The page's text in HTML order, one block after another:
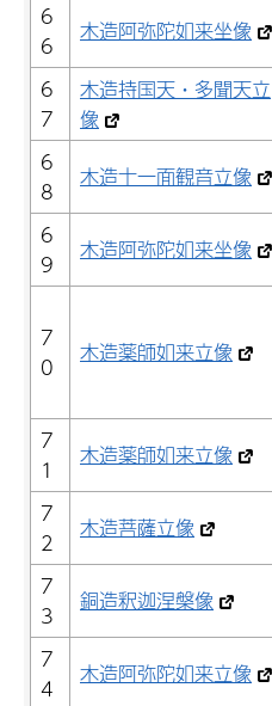
6
6
木造阿弥陀如来坐像
6
7
木造持国天・多聞天立
像
6
8
木造十一面観音立像
6
9
木造阿弥陀如来坐像
7
0
木造薬師如来立像
7
1
木造薬師如来立像
7
2
木造菩薩立像
7
3
銅造釈迦涅槃像
7
4
木造阿弥陀如来立像